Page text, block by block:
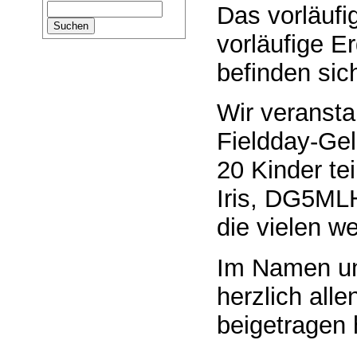
Das
vorläufige
befinden
Wir
Fieldday-
20 Kinder
Iris,
die vielen
Im Namen
herzlich
beigetragen